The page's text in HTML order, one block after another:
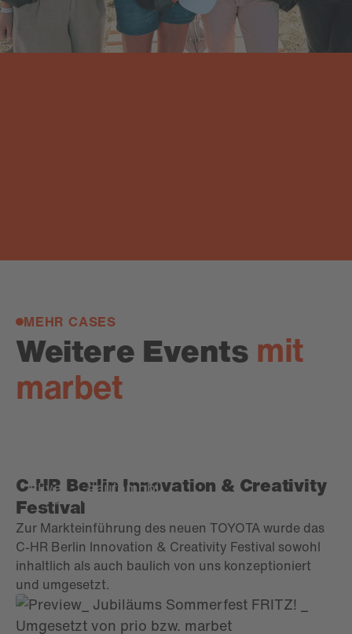
MEHR CASES
Weitere Events mit
marbet
TOYOTA
#live #automobil
C-HR Berlin Innovation & Creativity
Festival
Zur Markteinführung des neuen TOYOTA wurde das
C-HR Berlin Innovation & Creativity Festival sowohl
inhaltlich als auch baulich von uns konzeptioniert
und umgesetzt.